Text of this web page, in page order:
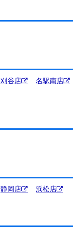
刈谷店 名駅南店
静岡店 浜松店